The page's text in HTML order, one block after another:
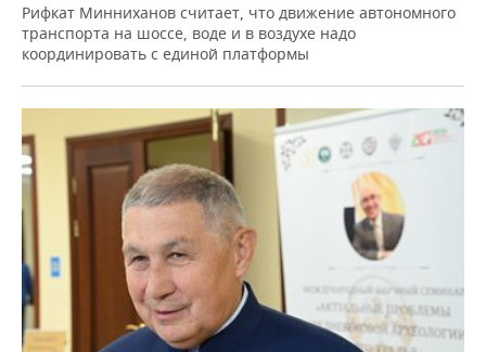
Рифкат Минниханов считает, что движение автономного
транспорта на шоссе, воде и в воздухе надо
координировать с единой платформы